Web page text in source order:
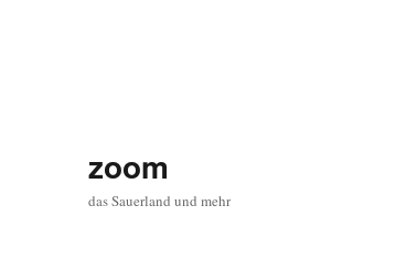
zoom
das Sauerland und mehr